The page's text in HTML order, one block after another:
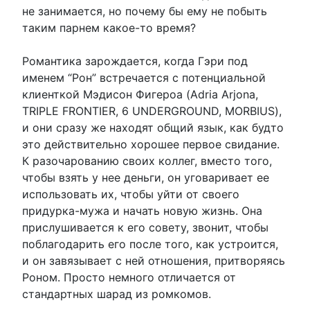
не занимается, но почему бы ему не побыть
таким парнем какое-то время?
Романтика зарождается, когда Гэри под
именем “Рон” встречается с потенциальной
клиенткой Мэдисон Фигероа (Adria Arjona,
TRIPLE FRONTIER, 6 UNDERGROUND, MORBIUS),
и они сразу же находят общий язык, как будто
это действительно хорошее первое свидание.
К разочарованию своих коллег, вместо того,
чтобы взять у нее деньги, он уговаривает ее
использовать их, чтобы уйти от своего
придурка-мужа и начать новую жизнь. Она
прислушивается к его совету, звонит, чтобы
поблагодарить его после того, как устроится,
и он завязывает с ней отношения, притворяясь
Роном. Просто немного отличается от
стандартных шарад из ромкомов.